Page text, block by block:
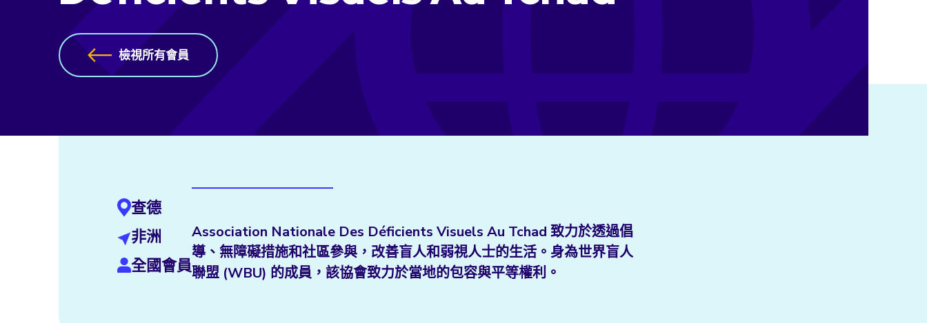
檢視所有會員
查德
非洲
全國會員
Association Nationale Des Déficients Visuels Au Tchad 致力於透過倡
導、無障礙措施和社區參與，改善盲人和弱視人士的生活。身為世界盲人
聯盟 (WBU) 的成員，該協會致力於當地的包容與平等權利。